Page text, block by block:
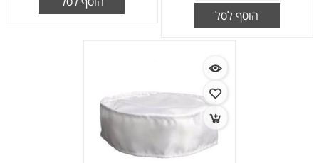
הוסף לסל